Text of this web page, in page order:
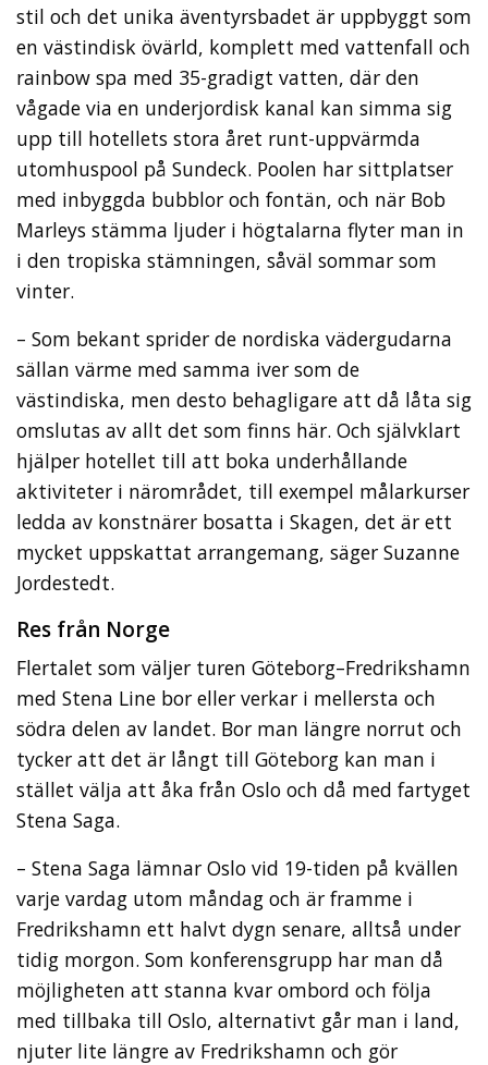
stil och det unika äventyrsbadet är uppbyggt som
en västindisk övärld, komplett med vattenfall och
rainbow spa med 35-gradigt vatten, där den
vågade via en underjordisk kanal kan simma sig
upp till hotellets stora året runt-uppvärmda
utomhuspool på Sundeck. Poolen har sittplatser
med inbyggda bubblor och fontän, och när Bob
Marleys stämma ljuder i högtalarna flyter man in
i den tropiska stämningen, såväl sommar som
vinter.
– Som bekant sprider de nordiska vädergudarna
sällan värme med samma iver som de
västindiska, men desto behagligare att då låta sig
omslutas av allt det som finns här. Och självklart
hjälper hotellet till att boka underhållande
aktiviteter i närområdet, till exempel målarkurser
ledda av konstnärer bosatta i Skagen, det är ett
mycket uppskattat arrangemang, säger Suzanne
Jordestedt.
Res från Norge
Flertalet som väljer turen Göteborg–Fredrikshamn
med Stena Line bor eller verkar i mellersta och
södra delen av landet. Bor man längre norrut och
tycker att det är långt till Göteborg kan man i
stället välja att åka från Oslo och då med fartyget
Stena Saga.
– Stena Saga lämnar Oslo vid 19-tiden på kvällen
varje vardag utom måndag och är framme i
Fredrikshamn ett halvt dygn senare, alltså under
tidig morgon. Som konferensgrupp har man då
möjligheten att stanna kvar ombord och följa
med tillbaka till Oslo, alternativt går man i land,
njuter lite längre av Fredrikshamn och gör